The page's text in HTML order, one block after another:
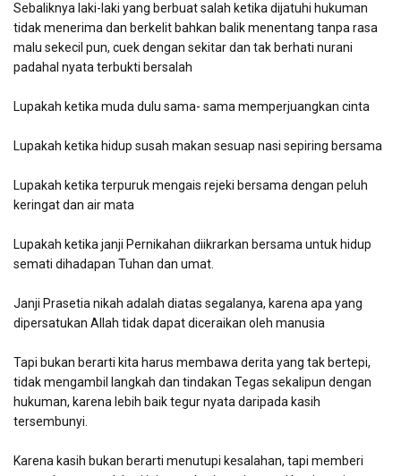
Sebaliknya laki-laki yang berbuat salah ketika dijatuhi hukuman
tidak menerima dan berkelit bahkan balik menentang tanpa rasa
malu sekecil pun, cuek dengan sekitar dan tak berhati nurani
padahal nyata terbukti bersalah
Lupakah ketika muda dulu sama- sama memperjuangkan cinta
Lupakah ketika hidup susah makan sesuap nasi sepiring bersama
Lupakah ketika terpuruk mengais rejeki bersama dengan peluh
keringat dan air mata
Lupakah ketika janji Pernikahan diikrarkan bersama untuk hidup
semati dihadapan Tuhan dan umat.
Janji Prasetia nikah adalah diatas segalanya, karena apa yang
dipersatukan Allah tidak dapat diceraikan oleh manusia
Tapi bukan berarti kita harus membawa derita yang tak bertepi,
tidak mengambil langkah dan tindakan Tegas sekalipun dengan
hukuman, karena lebih baik tegur nyata daripada kasih
tersembunyi.
Karena kasih bukan berarti menutupi kesalahan, tapi memberi